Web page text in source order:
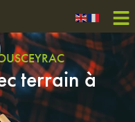
terrain à